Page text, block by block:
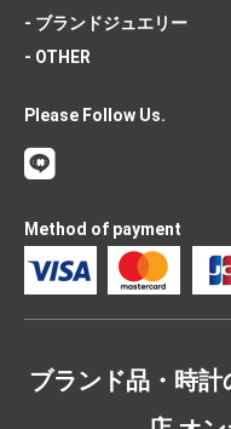
- ブランドジュエリー
- OTHER
Please Follow Us.
Method of payment
ブランド品・時